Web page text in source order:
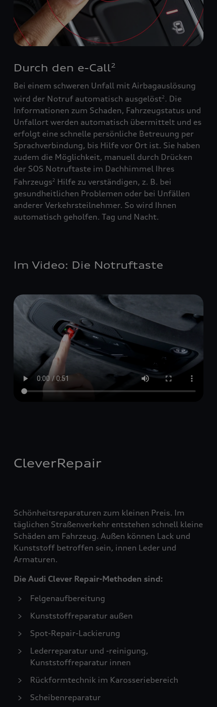
Durch den e-Call2
Bei einem schweren Unfall mit Airbagauslösung
wird der Notruf automatisch ausgelöst2 . Die
Informationen zum Schaden, Fahrzeugstatus und
Unfallort werden automatisch übermittelt und es
erfolgt eine schnelle persönliche Betreuung per
Sprachverbindung, bis Hilfe vor Ort ist. Sie haben
zudem die Möglichkeit, manuell durch Drücken
der SOS Notruftaste im Dachhimmel Ihres
Fahrzeugs2 Hilfe zu verständigen, z. B. bei
gesundheitlichen Problemen oder bei Unfällen
anderer Verkehrsteilnehmer. So wird Ihnen
automatisch geholfen. Tag und Nacht.
Im Video: Die Notruftaste
CleverRepair
Schönheitsreparaturen zum kleinen Preis. Im
täglichen Straßenverkehr entstehen schnell kleine
Schäden am Fahrzeug. Außen können Lack und
Kunststoff betroffen sein, innen Leder und
Armaturen.
Die Audi Clever Repair-Methoden sind:
Felgenaufbereitung
Kunststoffreparatur außen
Spot-Repair-Lackierung
Lederreparatur und -reinigung,
Kunststoffreparatur innen
Rückformtechnik im Karosseriebereich
Scheibenreparatur